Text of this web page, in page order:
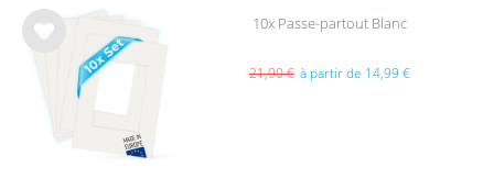
10x Passe-partout Blanc
21,90 € à partir de 14,99 €